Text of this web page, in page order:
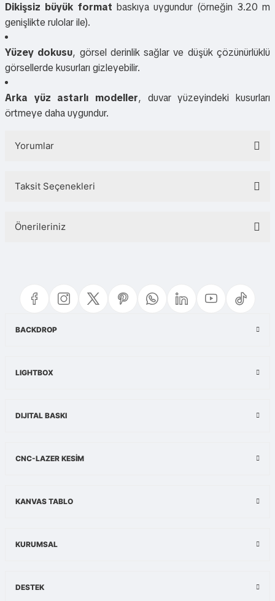
Dikişsiz büyük format baskıya uygundur (örneğin 3.20 m
genişlikte rulolar ile).
Yüzey dokusu, görsel derinlik sağlar ve düşük çözünürlüklü
görsellerde kusurları gizleyebilir.
Arka yüz astarlı modeller, duvar yüzeyindeki kusurları
örtmeye daha uygundur.
Yorumlar
Taksit Seçenekleri
Önerileriniz
Görüş ve önerileriniz için teşekkür ederiz.
Ürün resmi kalitesiz, bozuk veya görüntülenemiyor.
BACKDROP
LIGHTBOX
DIJITAL BASKI
CNC-LAZER KESİM
KANVAS TABLO
KURUMSAL
DESTEK